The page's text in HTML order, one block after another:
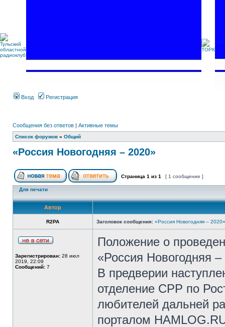
Вход Регистрация
Сообщения без ответов | Активные темы
Список форумов » Общий
«Россия Новогодняя – 2020»
Страница 1 из 1 [ 1 сообщение ]
Для печати
Автор
R2PA Заголовок сообщения: «Россия Новогодняя – 2020»
Зарегистрирован: 28 июл
2019, 22:09
Сообщений: 7
Положение о
«Россия Новогодняя –
В предверии
отделение СРР по
любителей дальней
порталом